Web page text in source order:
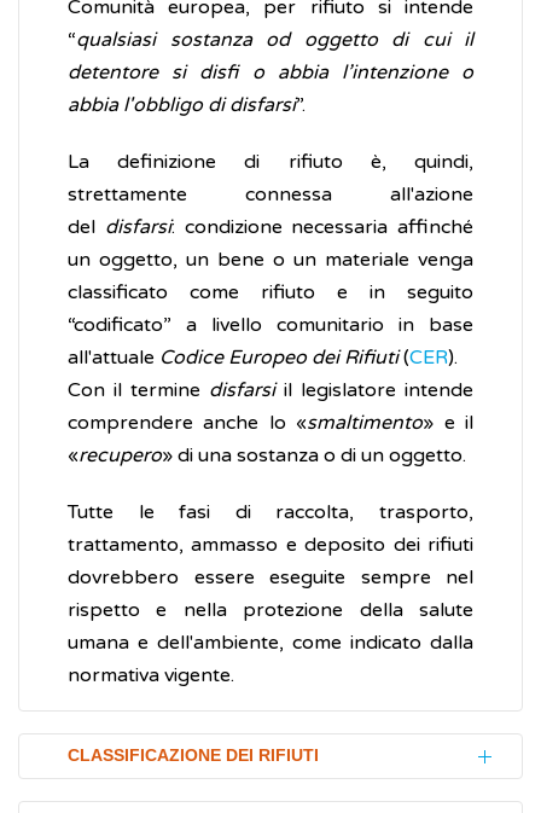
Comunità europea, per rifiuto si intende
“qualsiasi sostanza od oggetto di cui il
detentore si disfi o abbia l’intenzione o
abbia l'obbligo di disfarsi”.
La definizione di rifiuto è, quindi,
strettamente connessa all'azione
del disfarsi: condizione necessaria affinché
un oggetto, un bene o un materiale venga
classificato come rifiuto e in seguito
“codificato” a livello comunitario in base
all'attuale Codice Europeo dei Rifiuti(CER).
Con il termine disfarsiil legislatore intende
comprendere anche lo «smaltimento» e il
«recupero» di una sostanza o di un oggetto.
Tutte le fasi di raccolta, trasporto,
trattamento, ammasso e deposito dei rifiuti
dovrebbero essere eseguite sempre nel
rispetto e nella protezione della salute
umana e dell'ambiente, come indicato dalla
normativa vigente.
CLASSIFICAZIONE DEI RIFIUTI